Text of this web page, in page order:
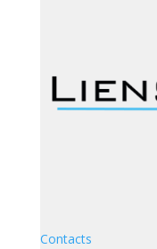
Contacts